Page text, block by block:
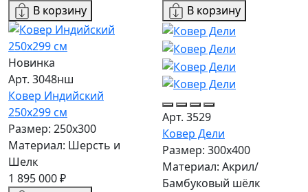
В корзину
В корзину
Новинка
Арт. 3048нш
Ковер Индийский
250x299 см
Размер: 250x300
Материал: Шерсть и
Шелк
1 895 000 ₽
Арт. 3529
Ковер Дели
Размер: 300х400
Материал: Акрил/
Бамбуковый шёлк